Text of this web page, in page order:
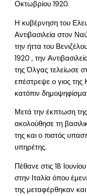
Οκτωβρίου 1920.
Η κυβέρνηση του
Αντιβασιλεία στον
την ήττα του
1920 , την
της Όλγας τελείωσε
επέστρεψε ο γιος της
κατόπιν
Μετά την έκπτωση
ακολούθησε τη
της και ο πιστός
υπηρέτης.
Πέθανε στις 18
στην Ιταλία όπου
της μεταφέρθηκαν